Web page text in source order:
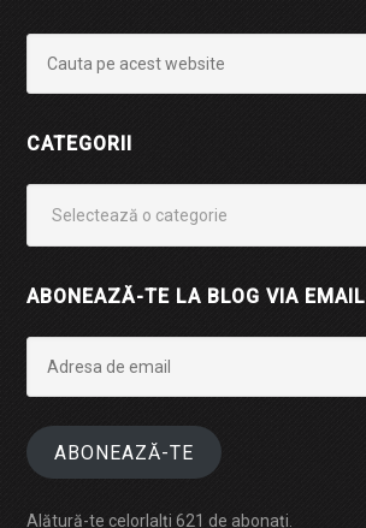
CATEGORII
ABONEAZĂ-TE LA BLOG VIA EMAIL
email
ABONEAZĂ-TE
Alătură-te celorlalți 621 de abonați.